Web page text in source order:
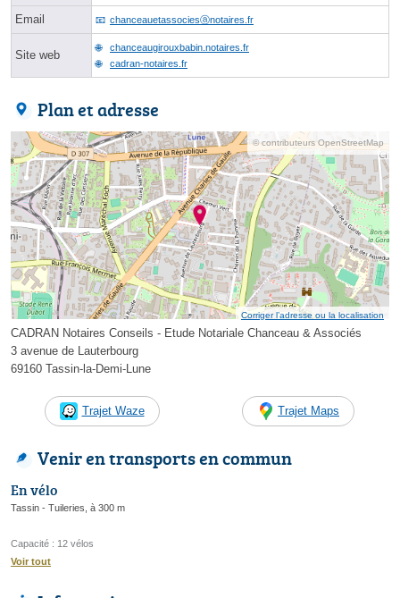
Email chanceauetassociesⓐnotaires.fr
Site web
chanceaugirouxbabin.notaires.fr
cadran-notaires.fr
Plan et adresse
© contributeurs OpenStreetMap
Corriger l’adresse ou la localisation
CADRAN Notaires Conseils - Etude Notariale Chanceau & Associés
3 avenue de Lauterbourg
69160 Tassin-la-Demi-Lune
Trajet Waze Trajet Maps
Venir en transports en commun
En vélo
Tassin - Tuileries, à 300 m
Capacité : 12 vélos
Voir tout